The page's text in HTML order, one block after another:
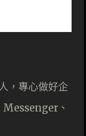
，專心做好企
Messenger、